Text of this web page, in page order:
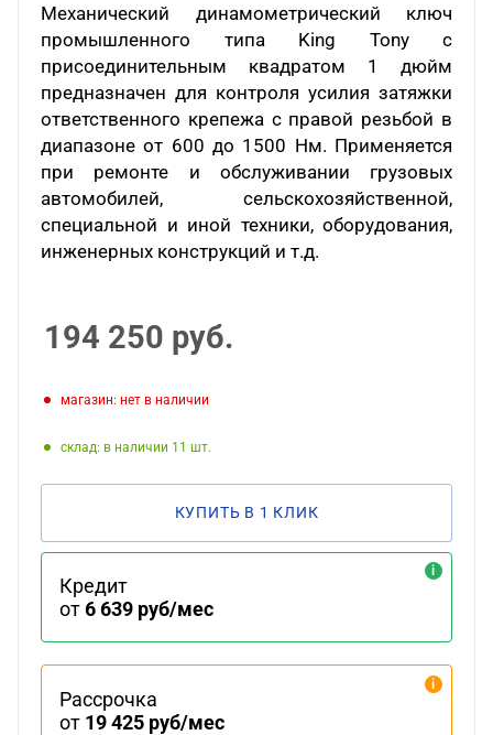
Механический динамометрический ключ
промышленного типа King Tony с
присоединительным квадратом 1 дюйм
предназначен для контроля усилия затяжки
ответственного крепежа с правой резьбой в
диапазоне от 600 до 1500 Нм. Применяется
при ремонте и обслуживании грузовых
автомобилей, сельскохозяйственной,
специальной и иной техники, оборудования,
инженерных конструкций и т.д.
194 250 руб.
Магазин: нет в наличии
Склад: в наличии 11
КУПИТЬ В 1 КЛИК
Кредит
от6 639 руб/мес
Рассрочка
от 19 425 руб/мес